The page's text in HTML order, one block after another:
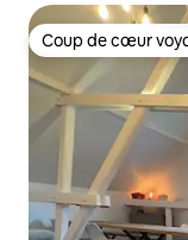
Coup de cœur
Coup de cœur